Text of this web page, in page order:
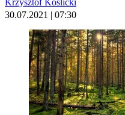
30.07.2021 | 07:30